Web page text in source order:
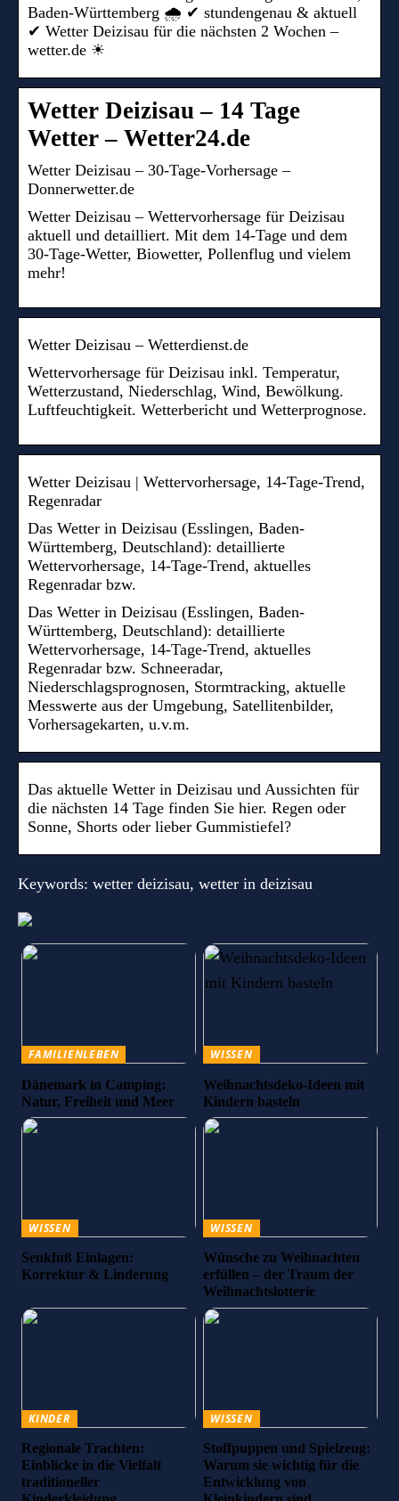
Baden-Württemberg 🌧️ ✔ stundengenau & aktuell
✔ Wetter Deizisau für die nächsten 2 Wochen –
wetter.de ☀
Wetter Deizisau – 14 Tage
Wetter – Wetter24.de
Wetter Deizisau – 30-Tage-Vorhersage –
Donnerwetter.de
Wetter Deizisau – Wettervorhersage für Deizisau
aktuell und detailliert. Mit dem 14-Tage und dem
30-Tage-Wetter, Biowetter, Pollenflug und vielem
mehr!
Wetter Deizisau – Wetterdienst.de
Wettervorhersage für Deizisau inkl. Temperatur,
Wetterzustand, Niederschlag, Wind, Bewölkung.
Luftfeuchtigkeit. Wetterbericht und Wetterprognose.
Wetter Deizisau | Wettervorhersage, 14-Tage-Trend,
Regenradar
Das Wetter in Deizisau (Esslingen, Baden-
Württemberg, Deutschland): detaillierte
Wettervorhersage, 14-Tage-Trend, aktuelles
Regenradar bzw.
Das Wetter in Deizisau (Esslingen, Baden-
Württemberg, Deutschland): detaillierte
Wettervorhersage, 14-Tage-Trend, aktuelles
Regenradar bzw. Schneeradar,
Niederschlagsprognosen, Stormtracking, aktuelle
Messwerte aus der Umgebung, Satellitenbilder,
Vorhersagekarten, u.v.m.
Das aktuelle Wetter in Deizisau und Aussichten für
die nächsten 14 Tage finden Sie hier. Regen oder
Sonne, Shorts oder lieber Gummistiefel?
Keywords: wetter deizisau, wetter in deizisau
FAMILIENLEBEN
Dänemark in Camping:
Natur, Freiheit und Meer
WISSEN
Weihnachtsdeko-Ideen mit
Kindern basteln
WISSEN
Senkfuß Einlagen:
Korrektur & Linderung
WISSEN
Wünsche zu Weihnachten
erfüllen – der Traum der
Weihnachtslotterie
KINDER
Regionale Trachten:
Einblicke in die Vielfalt
traditioneller
WISSEN
Stoffpuppen und Spielzeug:
Warum sie wichtig für die
Entwicklung von